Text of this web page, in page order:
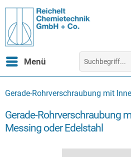
Menü
Gerade-Rohrverschraubung mit
Gerade-Rohrverschraubung
Messing oder Edelstahl